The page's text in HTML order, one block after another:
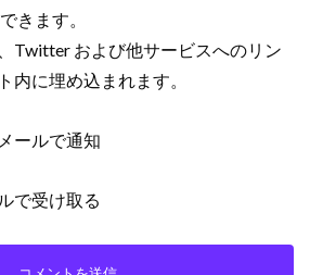
きます。
Twitter および他サービスへのリン
内に埋め込まれます。
ールで通知
で受け取る